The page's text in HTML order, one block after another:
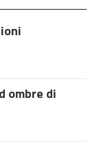
ombre di